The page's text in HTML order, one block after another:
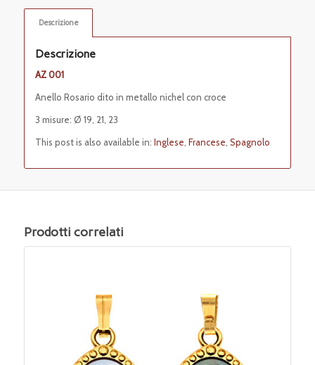
Descrizione
Descrizione
AZ 001
Anello Rosario dito in metallo nichel con croce
3 misure: Ø 19, 21, 23
This post is also available in: Inglese Francese Spagnolo
Prodotti correlati